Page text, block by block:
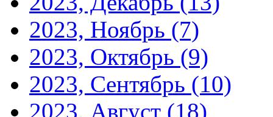
2023, Ноябрь (7)
2023, Октябрь (9)
2023, Сентябрь (10)
2023, Август (18)